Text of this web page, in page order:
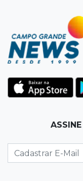
Jardim
Vigia é
dois
Corinthians
para 7º no
Na Vila
lugar no